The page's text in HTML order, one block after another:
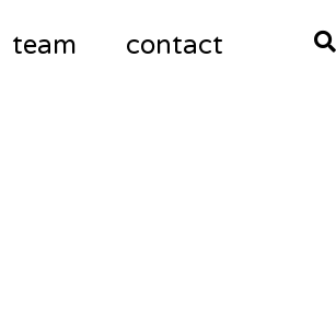
team contact